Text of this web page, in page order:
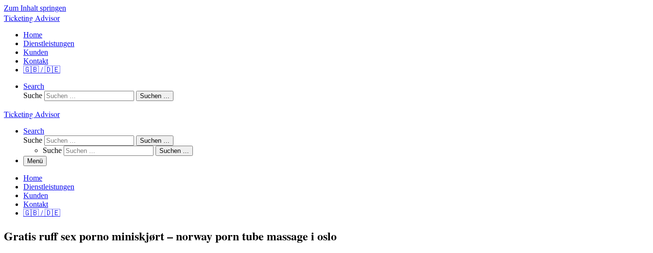
Zum Inhalt springen
Ticketing Advisor
Home
Dienstleistungen
Kunden
Kontakt
🇬🇧 / 🇩🇪
Search
Suche
Suchen …
Ticketing Advisor
Search
Suche
Suchen …
Suche
Suchen …
Menü
Home
Dienstleistungen
Kunden
Kontakt
🇬🇧 / 🇩🇪
Gratis ruff sex porno miniskjørt – norway porn tube massage i oslo